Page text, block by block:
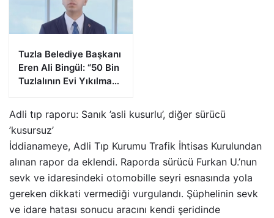
Tuzla Belediye Başkanı
Eren Ali Bingül: “50 Bin
Tuzlalının Evi Yıkılma
Adli tıp raporu: Sanık ’asli kusurlu’, diğer sürücü
’kusursuz’
İddianameye, Adli Tıp Kurumu Trafik İhtisas Kurulundan
alınan rapor da eklendi. Raporda sürücü Furkan U.’nun
sevk ve idaresindeki otomobille seyri esnasında yola
gereken dikkati vermediği vurgulandı. Şüphelinin sevk
ve idare hatası sonucu aracını kendi şeridinde